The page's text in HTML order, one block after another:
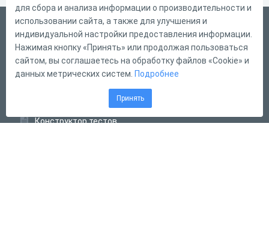
Русский
Справка
Форма обратной связи
Конструктор тестов
для сбора и анализа информации о производительности и
использовании сайта, а также для улучшения и
индивидуальной настройки предоставления информации.
Нажимая кнопку «Принять» или продолжая пользоваться
сайтом, вы соглашаетесь на обработку файлов «Cookie» и
данных метрических систем. Подробнее
Принять